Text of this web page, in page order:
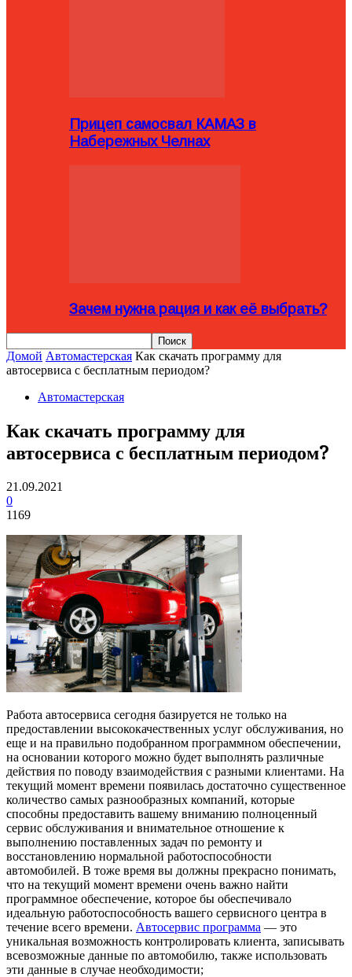
Прицеп самосвал КАМАЗ в
Набережных Челнах
Зачем нужна рация и как её выбрать?
Домой Автомастерская Как скачать программу для
автосервиса с бесплатным периодом?
Автомастерская
Как скачать программу для
автосервиса с бесплатным периодом?
21.09.2021
0
1169
Работа автосервиса сегодня базируется не только на
предоставлении высококачественных услуг обслуживания, но
еще и на правильно подобранном программном обеспечении,
на основании которого можно будет выполнять различные
действия по поводу взаимодействия с разными клиентами. На
текущий момент времени появилась достаточно существенное
количество самых разнообразных компаний, которые
способны предоставить вашему вниманию полноценный
сервис обслуживания и внимательное отношение к
выполнению поставленных задач по ремонту и
восстановлению нормальной работоспособности
автомобилей. В тоже время вы должны прекрасно понимать,
что на текущий момент времени очень важно найти
программное обеспечение, которое бы обеспечивало
идеальную работоспособность вашего сервисного центра в
течение всего времени. Автосервис программа — это
уникальная возможность контролировать клиента, записывать
всевозможные данные по автомобилю, также использовать
эти данные в случае необходимости;